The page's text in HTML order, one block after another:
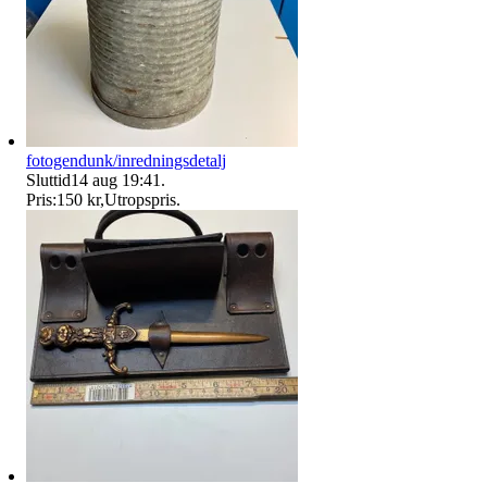
fotogendunk/inredningsdetalj
Sluttid14 aug 19:41 .
Pris:150 kr,Utropspris.